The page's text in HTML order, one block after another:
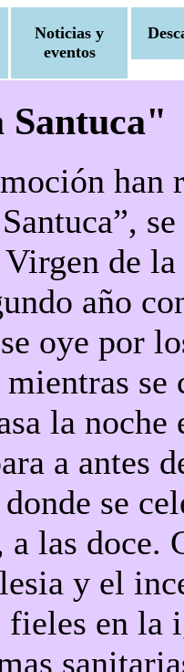
Noticias y
eventos
han
de
año
oye por
se
la
a antes
se
a las doce.
y el
fieles en la